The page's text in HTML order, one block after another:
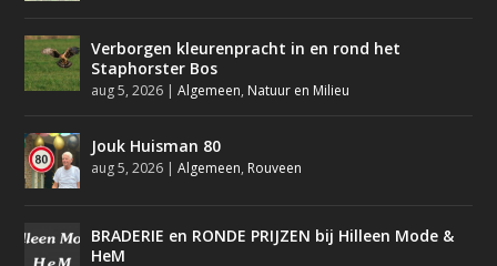
Verborgen kleurenpracht in en rond het
Staphorster Bos
aug 5, 2026 |Algemeen, Natuur en Milieu
Jouk Huisman 80
aug 5, 2026 |Algemeen, Rouveen
BRADERIE en RONDE PRIJZEN bij Hilleen Mode &
HeM